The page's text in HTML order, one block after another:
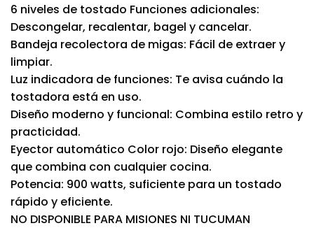
6 niveles de tostado Funciones adicionales:
Descongelar, recalentar, bagel y cancelar.
Bandeja recolectora de migas: Fácil de extraer y
limpiar.
Luz indicadora de funciones: Te avisa cuándo la
tostadora está en uso.
Diseño moderno y funcional: Combina estilo retro y
practicidad.
Eyector automático Color rojo: Diseño elegante
que combina con cualquier cocina.
Potencia: 900 watts, suficiente para un tostado
rápido y eficiente.
NO DISPONIBLE PARA MISIONES NI TUCUMAN